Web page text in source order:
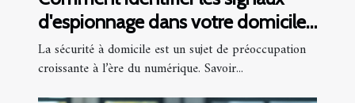
d'espionnage dans votre domicile
?
La sécurité à domicile est un sujet de préoccupation
croissante à l’ère du numérique. Savoir...